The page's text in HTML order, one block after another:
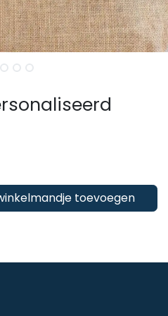
toevoegen